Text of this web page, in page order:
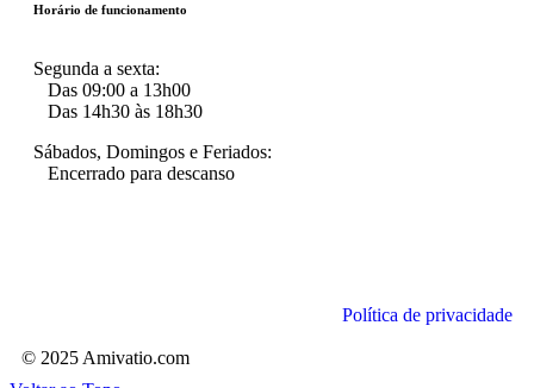
Horário de funcionamento
Segunda a sexta:
Das 09:00 a 13h00
Das 14h30 às 18h30
Sábados, Domingos e Feriados:
Encerrado para descanso
Política de privacidade
© 2025 Amivatio.com